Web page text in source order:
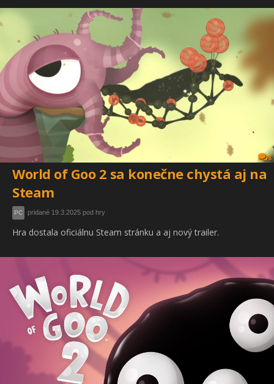
8
World of Goo 2 sa konečne chystá aj na
Steam
PC pridané 19.3.2025 pod hry
Hra dostala oficiálnu Steam stránku a aj nový trailer.